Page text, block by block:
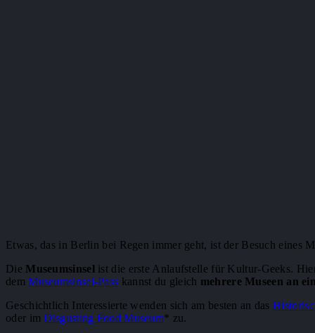
Etwas, das in Berlin bei Regen immer geht, ist der Besuch eines
Die Museumsinsel ist die erste Anlaufstelle für Kultur-Geeks.
demMuseumsinsel-Pass kannst du gleich mehrere Museen an
Geschichtlich Interessierte wenden sich am besten an das
oder imDisgusting Food Museum* zu.